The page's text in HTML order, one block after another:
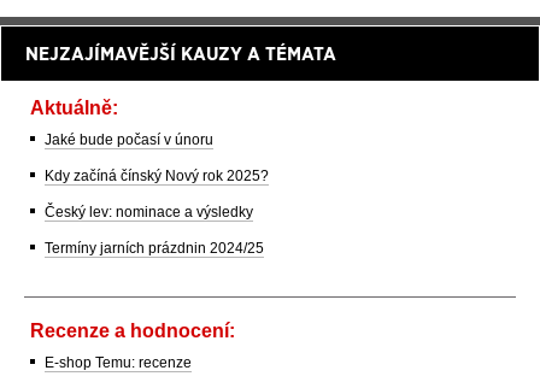
NEJZAJÍMAVĚJŠÍ KAUZY A TÉMATA
Aktuálně:
Jaké bude počasí v únoru
Kdy začíná čínský Nový rok 2025?
Český lev: nominace a výsledky
Termíny jarních prázdnin 2024/25
Recenze a hodnocení:
E-shop Temu: recenze